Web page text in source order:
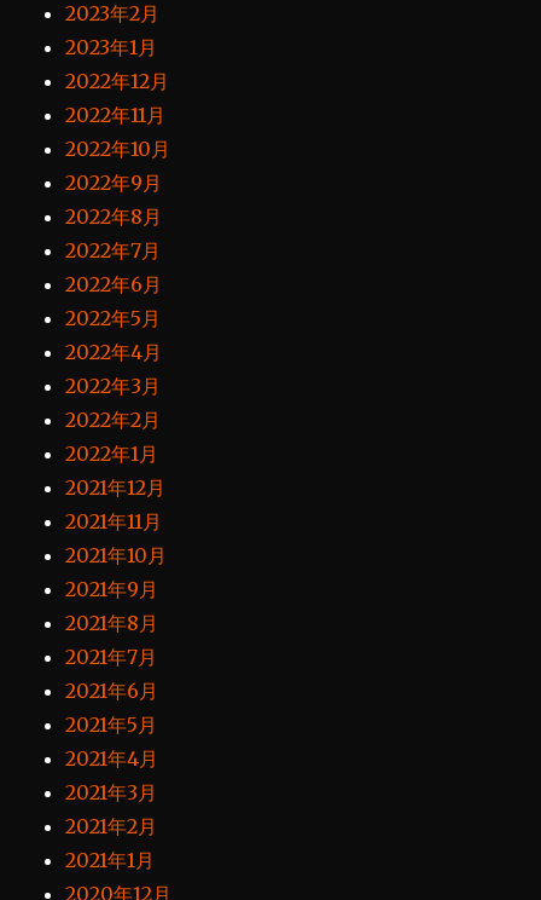
2023年2月
2023年1月
2022年12月
2022年11月
2022年10月
2022年9月
2022年8月
2022年7月
2022年6月
2022年5月
2022年4月
2022年3月
2022年2月
2022年1月
2021年12月
2021年11月
2021年10月
2021年9月
2021年8月
2021年7月
2021年6月
2021年5月
2021年4月
2021年3月
2021年2月
2021年1月
2020年12月